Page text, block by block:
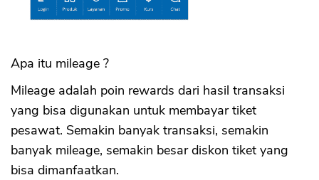
Apa itu mileage ?
Mileage adalah poin rewards dari hasil transaksi
yang bisa digunakan untuk membayar tiket
pesawat. Semakin banyak transaksi, semakin
banyak mileage, semakin besar diskon tiket yang
bisa dimanfaatkan.